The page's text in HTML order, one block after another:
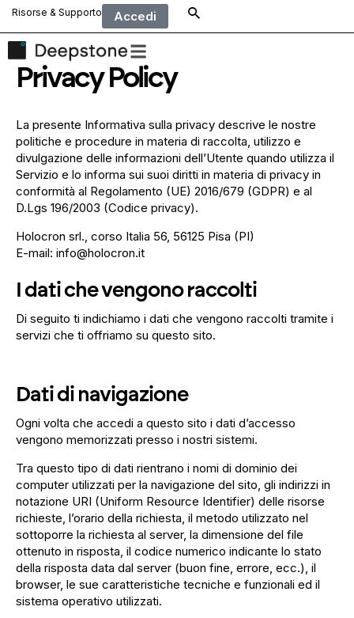
Risorse & Supporto Accedi
Privacy Policy
La presente Informativa sulla privacy descrive le nostre
politiche e procedure in materia di raccolta, utilizzo e
divulgazione delle informazioni dell’Utente quando utilizza il
Servizio e lo informa sui suoi diritti in materia di privacy in
conformità al Regolamento (UE) 2016/679 (GDPR) e al
D.Lgs 196/2003 (Codice privacy).
Holocron srl., corso Italia 56, 56125 Pisa (PI)
E-mail: info@holocron.it
I dati che vengono raccolti
Di seguito ti indichiamo i dati che vengono raccolti tramite i
servizi che ti offriamo su questo sito.
Dati di navigazione
Ogni volta che accedi a questo sito i dati d’accesso
vengono memorizzati presso i nostri sistemi.
Tra questo tipo di dati rientrano i nomi di dominio dei
computer utilizzati per la navigazione del sito, gli indirizzi in
notazione URI (Uniform Resource Identifier) delle risorse
richieste, l’orario della richiesta, il metodo utilizzato nel
sottoporre la richiesta al server, la dimensione del file
ottenuto in risposta, il codice numerico indicante lo stato
della risposta data dal server (buon fine, errore, ecc.), il
browser, le sue caratteristiche tecniche e funzionali ed il
sistema operativo utilizzati.